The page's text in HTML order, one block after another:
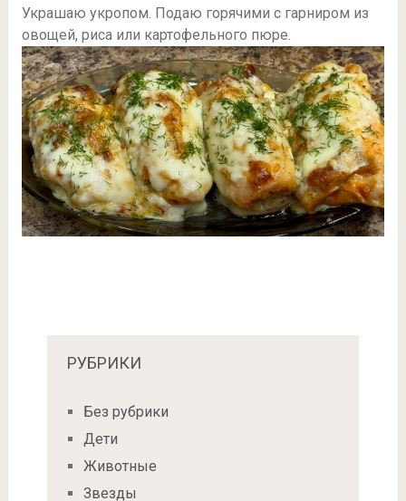
Украшаю укропом. Подаю горячими с гарниром из
овощей, риса или картофельного пюре.
РУБРИКИ
Без рубрики
Дети
Животные
Звезды